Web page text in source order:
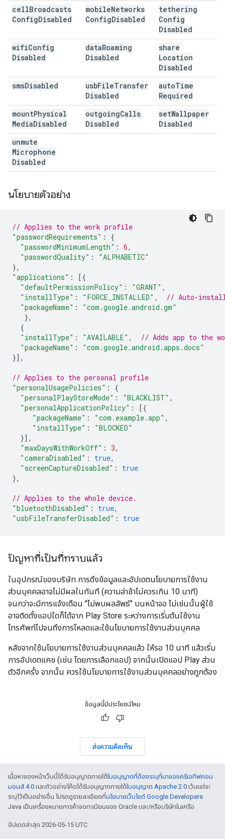
cellBroadcasts
ConfigDisabled
mobileNetworks
ConfigDisabled
tethering
Config
Disabled
wifiConfig
Disabled
dataRoaming
Disabled
share
Location
Disabled
smsDisabled usbFileTransfer
Disabled
autoTime
Required
mountPhysical
MediaDisabled
outgoingCalls
Disabled
setWallpaper
Disabled
unmute
Microphone
Disabled
นโยบายตัวอย่าง
// Applies to the work profile
"passwordRequirements" :
{
"passwordMinimumLength" : 6,
"passwordQuality" :
"ALPHABETIC"
},
"applications" :
[{
"defaultPermissionPolicy" : "GRANT" ,
"installType" : "FORCE_INSTALLED" ,
// Auto-
"packageName" :
"com.google.android.gm"
},
{
"installType" : "AVAILABLE" ,
// Adds app to the
"packageName" :
"com.google.android.apps.docs"
}],
// Applies to the personal profile
"personalUsagePolicies" :
{
"personalPlayStoreMode" : "BLACKLIST" ,
"personalApplicationPolicy" :
[{
"packageName" : "com.example.app" ,
"installType" :
"BLOCKED"
}],
"maxDaysWithWorkOff" : 3,
"cameraDisabled" : true,
"screenCaptureDisabled" :
true
},
// Applies to the whole device.
"bluetoothDisabled" : true,
"usbFileTransferDisabled" : true
ปัญหาที่เป็นที่ทราบแล้ว
ในอุปกรณ์ของบริษัท การดึงข้อมูลและอัปเดตนโยบายการใช้งาน
ส่วนบุคคลอาจไม่มีผลในทันที (ความล่าช้าไม่ควรเกิน 10 นาที)
จนกว่าจะมีการแจ้งเตือน "ไม่พบผลลัพธ์" บนหน้าจอ ไม่เช่นนั้นผู้ใช้
อาจติดตั้งแอปใดก็ได้จาก Play Store ระหว่างการเริ่มต้นใช้งาน
โทรศัพท์ไปจนถึงการโหลดและใช้นโยบายการใช้งานส่วนบุคคล
หลังจากใช้นโยบายการใช้งานส่วนบุคคลแล้ว ให้รอ 10 นาที แล้วเริ่ม
การอัปเดตแคช (เช่น โดยการเลือกแอป) จากนั้นเปิดแอป Play ส่วน
ตัวอีกครั้ง จากนั้น ควรใช้นโยบายการใช้งานส่วนบุคคลอย่างถูกต้อง
ข้อมูลนี้มีประโยชน์ไหม
ส่งความคิดเห็น
เนื้อหาของหน้าเว็บนี้ได้รับอนุญาตภายใต้ใบอนุญาตที่ต้องระบุที่มาของครีเอทีฟคอม
มอนส์ 4.0 และตัวอย่างโค้ดได้รับอนุญาตภายใต้ใบอนุญาต Apache 2.0 เว้นแต่จะ
ระบุไว้เป็นอย่างอื่น โปรดดูรายละเอียดที่นโยบายเว็บไซต์ Google Developers
Java เป็นเครื่องหมายการค้าจดทะเบียนของ Oracle และ/หรือบริษัทในเครือ
อัปเดตล่าสุด 2026-05-15 UTC